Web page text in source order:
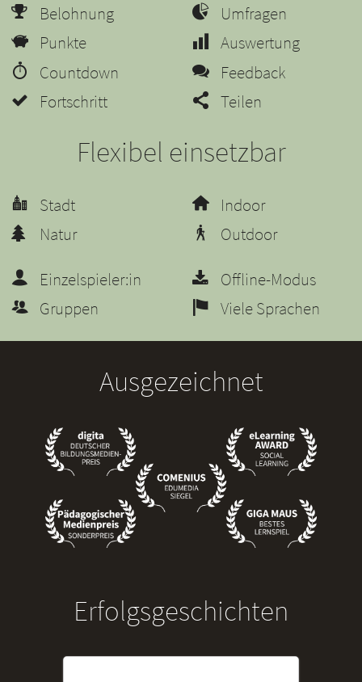
Belohnung
Punkte
Countdown
Fortschritt
Umfragen
Auswertung
Feedback
Teilen
Flexibel einsetzbar
Stadt
Natur
Indoor
Outdoor
Einzelspieler:in
Gruppen
Offline-Modus
Viele Sprachen
Ausgezeichnet
Erfolgsgeschichten